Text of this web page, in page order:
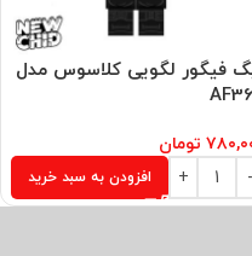
فیگور لگویی کلاسوس مدل
تومان
افزودن به سبد خرید